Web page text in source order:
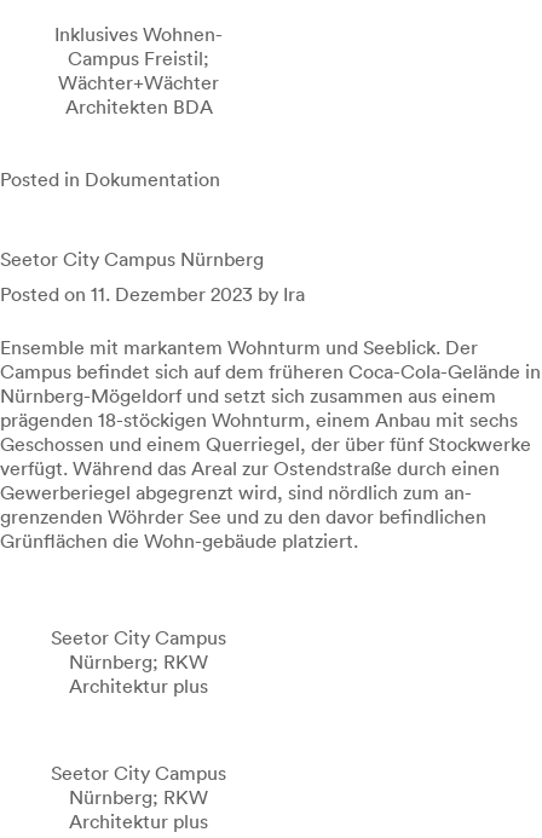
Inklusives Wohnen-
Campus Freistil;
Wächter+Wächter
Architekten BDA
Posted in Dokumentation
Seetor City Campus Nürnberg
Posted on 11. Dezember 2023 by Ira
Ensemble mit markantem Wohnturm und Seeblick. Der
Campus befindet sich auf dem früheren Coca-Cola-Gelände in
Nürnberg-Mögeldorf und setzt sich zusammen aus einem
prägenden 18-stöckigen Wohnturm, einem Anbau mit sechs
Geschossen und einem Querriegel, der über fünf Stockwerke
verfügt. Während das Areal zur Ostendstraße durch einen
Gewerberiegel abgegrenzt wird, sind nördlich zum an-
grenzenden Wöhrder See und zu den davor befindlichen
Grünflächen die Wohn-gebäude platziert.
Seetor City Campus
Nürnberg; RKW
Architektur plus
Seetor City Campus
Nürnberg; RKW
Architektur plus